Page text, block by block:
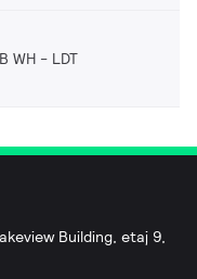
WH LDT
Building, etaj 9,